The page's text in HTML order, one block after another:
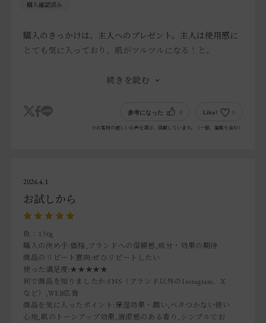
購入のきっかけは、主人へのプレゼント。主人は使用感に
とても気に入っており、肌がツルツルになる！と。
その後、お風呂場に置いておくと、娘（20代）が使ってい
くいい！」と言いました。
続きを読む
参考になった 0 Like! 0
※お客様の嬉しいお声を選び、掲載しています。（一部、編集も含む）
2026.4.1
お試しから
色：130g
購入の決め手:価格,ブランドへの信頼感,成分・効果の期待
商品のリピート意向:ぜひリピートしたい
使った満足度:★★★★★
何で商品を知りましたか:SNS（ブランド以外のInstagram、X
など）,WEB広告
商品を気に入ったポイント :保湿効果・潤い,ベタつかない使い
心地,肌のトーンアップ効果,清潔感のある香り,シンプルでお